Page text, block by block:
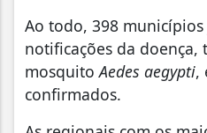
Ao todo, 398
notificações da
mosquitoAedes aegypti,
confirmados.